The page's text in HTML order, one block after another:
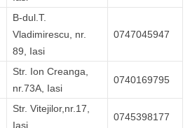
B-dul.T.
Vladimirescu, nr.
89, Iasi
0747045947
Str. Ion Creanga,
nr.73A, Iasi
0740169795
Str. Vitejilor,nr.17,
Iasi
0745398177